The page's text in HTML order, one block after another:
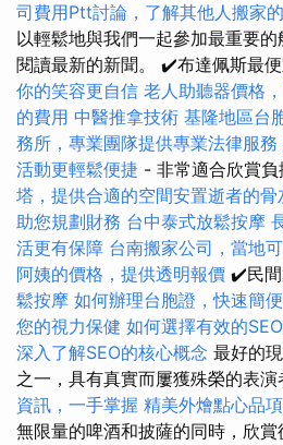
司費用Ptt討論，了解其他人搬家
以輕鬆地與我們一起參加最重要
閱讀最新的新聞。 ✔️布達佩斯最
你的笑容更自信 老人助聽器價格
的費用 中醫推拿技術 基隆地區台
務所，專業團隊提供專業法律服務
活動更輕鬆便捷 - 非常適合欣賞負
塔，提供合適的空間安置逝者的骨
助您規劃財務 台中泰式放鬆按摩
活更有保障 台南搬家公司，當地
阿姨的價格，提供透明報價 ✔️民間
鬆按摩 如何辦理台胞證，快速簡便
您的視力保健 如何選擇有效的
深入了解SEO的核心概念 最好的
之一，具有真實而屢獲殊榮的表演
資訊，一手掌握 精美外燴點心品項
無限量的啤酒和披薩的同時，欣